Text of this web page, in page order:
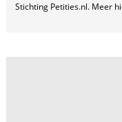
Stichting Petities.nl. Meer